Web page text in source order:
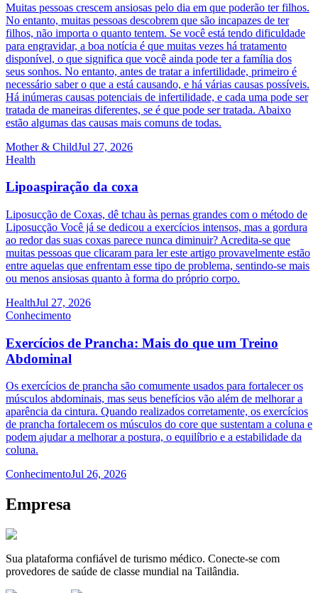
Muitas pessoas crescem ansiosas pelo dia em que poderão ter filhos.
No entanto, muitas pessoas descobrem que são incapazes de ter
filhos, não importa o quanto tentem. Se você está tendo dificuldade
para engravidar, a boa notícia é que muitas vezes há tratamento
disponível, o que significa que você ainda pode ter a família dos
seus sonhos. No entanto, antes de tratar a infertilidade, primeiro é
necessário saber o que a está causando, e há várias causas possíveis.
Há inúmeras causas potenciais de infertilidade, e cada uma pode ser
tratada de maneiras diferentes, se é que pode ser tratada. Abaixo
estão algumas das causas mais comuns de todas.
Mother & ChildJul 27, 2026
Health
Lipoaspiração da coxa
Liposucção de Coxas, dê tchau às pernas grandes com o método de
Liposucção Você já se dedicou a exercícios intensos, mas a gordura
ao redor das suas coxas parece nunca diminuir? Acredita-se que
muitas pessoas que clicaram para ler este artigo provavelmente estão
entre aquelas que enfrentam esse tipo de problema, sentindo-se mais
ou menos ansiosas quanto à forma do próprio corpo.
HealthJul 27, 2026
Conhecimento
Exercícios de Prancha: Mais do que um Treino
Abdominal
Os exercícios de prancha são comumente usados para fortalecer os
músculos abdominais, mas seus benefícios vão além de melhorar a
aparência da cintura. Quando realizados corretamente, os exercícios
de prancha fortalecem os músculos do core que sustentam a coluna e
podem ajudar a melhorar a postura, o equilíbrio e a estabilidade da
coluna.
ConhecimentoJul 26, 2026
Empresa
Sua plataforma confiável de turismo médico. Conecte-se com
provedores de saúde de classe mundial na Tailândia.